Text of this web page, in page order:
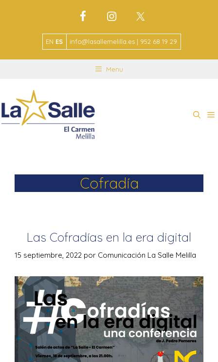
EN ES info@lasallemelilla.es | 952 68 19 29
Menu
Cofradía
Las Cofradías en la era digital
15 septiembre, 2022 por Comunicación La Salle Melilla